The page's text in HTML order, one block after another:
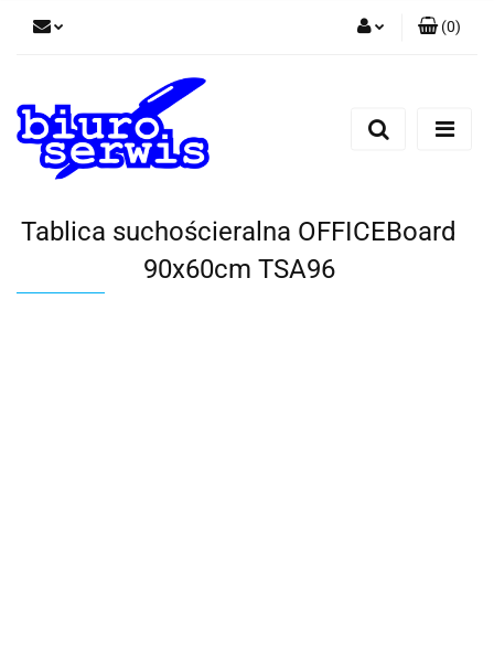
Zarejestruj się
(0)
Tablica suchościeralna OFFICEBoard
90x60cm TSA96